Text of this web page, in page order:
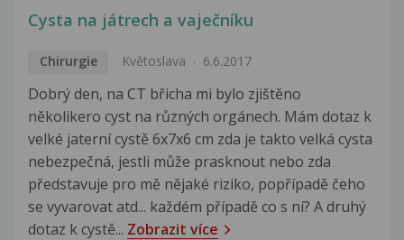
Cysta na játrech a vaječníku
Chirurgie Květoslava 6.6.2017
Dobrý den, na CT břicha mi bylo zjištěno
několikero cyst na různých orgánech. Mám dotaz k
velké jaterní cystě 6x7x6 cm zda je takto velká cysta
nebezpečná, jestli může prasknout nebo zda
představuje pro mě nějaké riziko, popřípadě čeho
se vyvarovat atd... každém případě co s ní? A druhý
dotaz k cystě... Zobrazit více